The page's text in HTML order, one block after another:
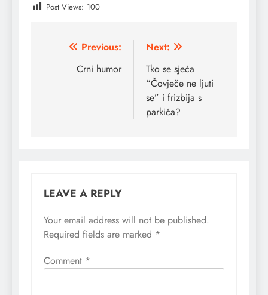
Post Views: 100
Post
navigation
Previous:
Crni humor
Next:
Tko se sjeća
“Čovječe ne ljuti
se” i frizbija s
parkića?
LEAVE A REPLY
Your email address will not be published.
Required fields are marked *
Comment *